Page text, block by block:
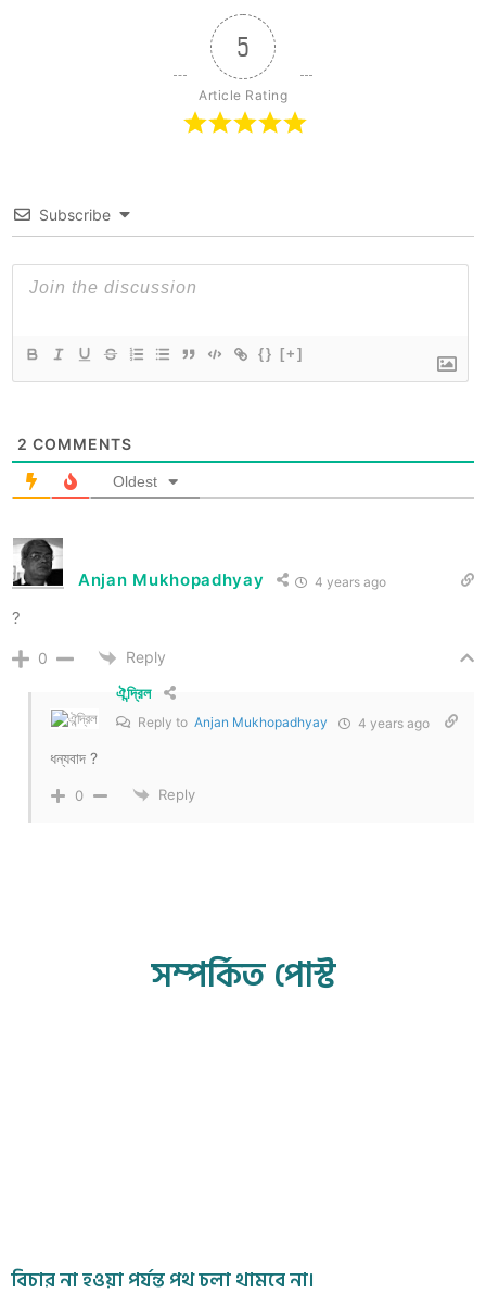
5
Article Rating
Subscribe
{} [+]
2 COMMENTS
Oldest
Anjan Mukhopadhyay 4 years ago
?
0
Reply
ঐন্দ্রিল
Reply to Anjan Mukhopadhyay 4 years ago
ধন্যবাদ ?
0 Reply
সম্পর্কিত পোস্ট
বিচার না হওয়া পর্যন্ত পথ চলা থামবে না।